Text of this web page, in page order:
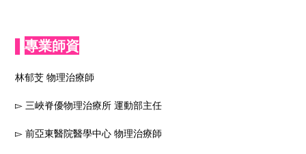
▌專業師資
林郁芠 物理治療師
▻ 三峽脊優物理治療所 運動部主任
▻ 前亞東醫院醫學中心 物理治療師